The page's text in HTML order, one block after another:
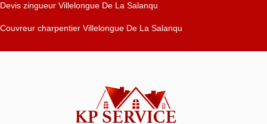
Devis zingueur Villelongue De La Salanqu
Couvreur charpentier Villelongue De La Salanqu